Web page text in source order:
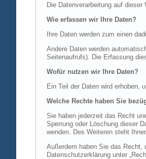
Die Datenverarbeitung auf
Wie erfassen wir Ihre Daten?
Ihre Daten werden zum einen
Andere Daten werden
Seitenaufrufs). Die Erfassung
Wofür nutzen wir Ihre Daten?
Ein Teil der Daten wird erhoben,
Welche Rechte haben Sie
Sie haben jederzeit das Recht
Sperrung oder Löschung dieser
wenden. Des Weiteren steht
Außerdem haben Sie das Recht,
Datenschutzerklärung unter